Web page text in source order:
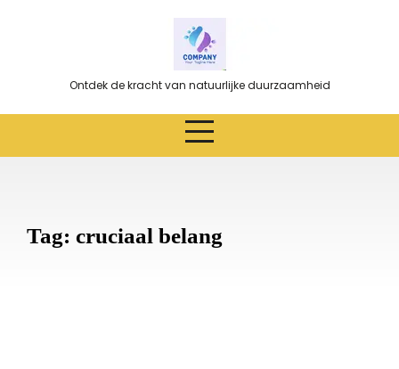
Ontdek de kracht van natuurlijke duurzaamheid
Tag: cruciaal belang